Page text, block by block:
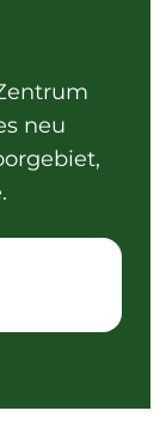
neu